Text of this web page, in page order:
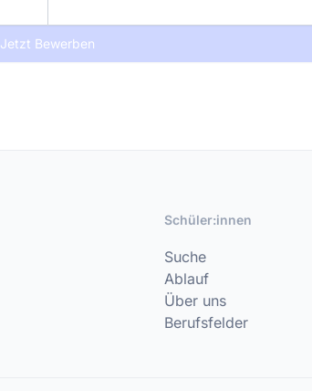
Jetzt Bewerben
Schüler:innen
Suche
Ablauf
Über uns
Berufsfelder